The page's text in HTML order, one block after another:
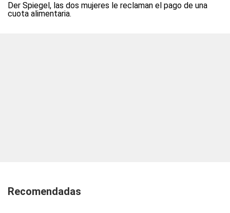
Der Spiegel, las dos mujeres le reclaman el pago de una
cuota alimentaria.
Recomendadas